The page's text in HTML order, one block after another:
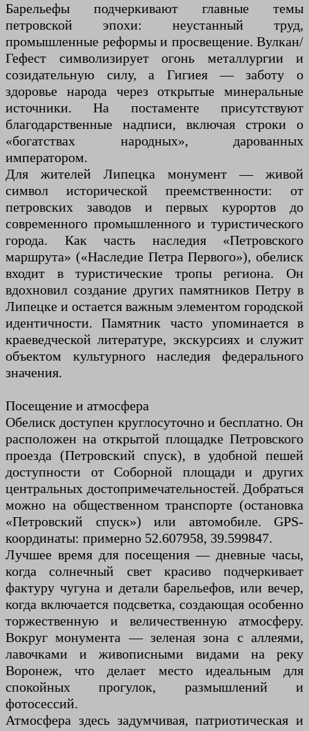
Барельефы подчеркивают главные темы
петровской эпохи: неустанный труд,
промышленные реформы и просвещение. Вулкан/
Гефест символизирует огонь металлургии и
созидательную силу, а Гигиея — заботу о
здоровье народа через открытые минеральные
источники. На постаменте присутствуют
благодарственные надписи, включая строки о
«богатствах народных», дарованных
императором.
Для жителей Липецка монумент — живой
символ исторической преемственности: от
петровских заводов и первых курортов до
современного промышленного и туристического
города. Как часть наследия «Петровского
маршрута» («Наследие Петра Первого»), обелиск
входит в туристические тропы региона. Он
вдохновил создание других памятников Петру в
Липецке и остается важным элементом городской
идентичности. Памятник часто упоминается в
краеведческой литературе, экскурсиях и служит
объектом культурного наследия федерального
значения.
Посещение и атмосфера
Обелиск доступен круглосуточно и бесплатно. Он
расположен на открытой площадке Петровского
проезда (Петровский спуск), в удобной пешей
доступности от Соборной площади и других
центральных достопримечательностей. Добраться
можно на общественном транспорте (остановка
«Петровский спуск») или автомобиле. GPS-
координаты: примерно 52.607958, 39.599847.
Лучшее время для посещения — дневные часы,
когда солнечный свет красиво подчеркивает
фактуру чугуна и детали барельефов, или вечер,
когда включается подсветка, создающая особенно
торжественную и величественную атмосферу.
Вокруг монумента — зеленая зона с аллеями,
лавочками и живописными видами на реку
Воронеж, что делает место идеальным для
спокойных прогулок, размышлений и
фотосессий.
Атмосфера здесь задумчивая, патриотическая и